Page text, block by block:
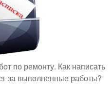
по ремонту. Как написать
за выполненные работы?